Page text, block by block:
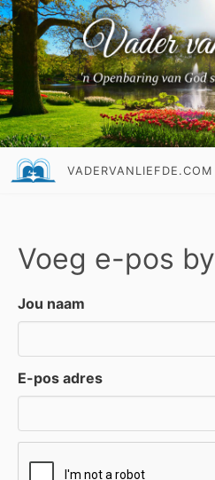
VADERVANLIEFDE.COM
Voeg e-pos by
Jou naam
E-pos adres